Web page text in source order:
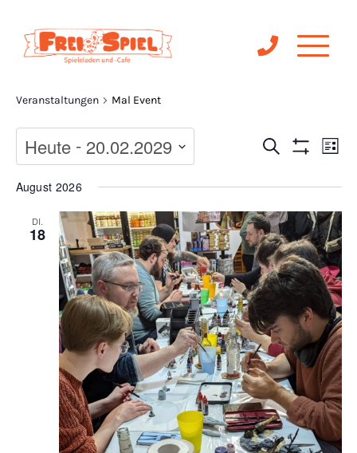
Mal Event
Veranstaltungen Mal Event
Suche
und
Suche
Liste
Heute - 20.02.2029
August 2026
DI.
18